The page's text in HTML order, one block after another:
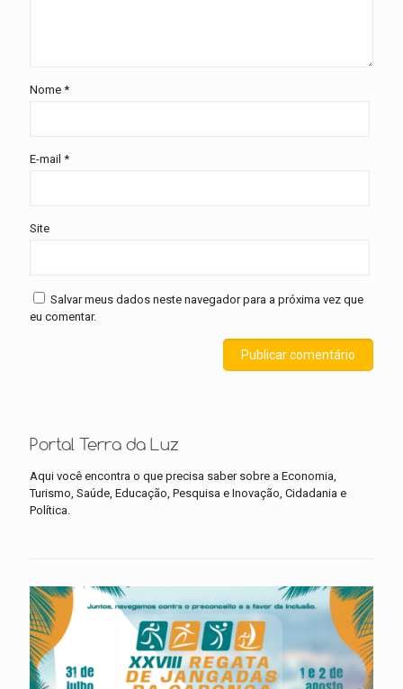
Nome *
E-mail *
Site
Salvar meus dados neste navegador para a próxima vez que
eu comentar.
Portal Terra da Luz
Aqui você encontra o que precisa saber sobre a Economia,
Turismo, Saúde, Educação, Pesquisa e Inovação, Cidadania e
Política.